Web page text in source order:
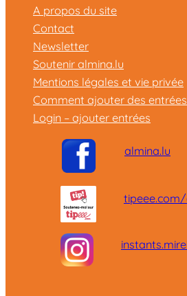
A propos du site
Contact
Newsletter
Soutenir almina.lu
Mentions légales et vie privée
Comment ajouter des
Login – ajouter entrées
almina.lu